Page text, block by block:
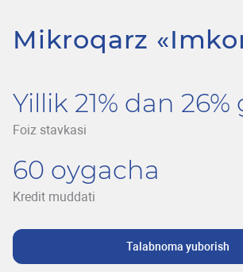
Mikroqarz
Yillik 21% dan 26%
Foiz stavkasi
60 oygacha
Kredit muddati
Talabnoma yuborish